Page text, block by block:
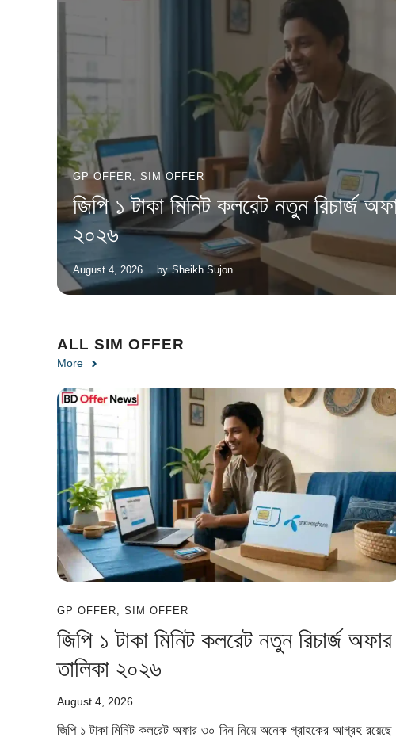
GP OFFER, SIM OFFER
জিপি ১ টাকা মিনিট কলরেট নতুন রিচার্জ
২০২৬
August 4, 2026 by Sheikh Sujon
ALL SIM OFFER
More
GP OFFER SIM OFFER
জিপি ১ টাকা মিনিট কলরেট নতুন রিচার্জ অফার
তালিকা ২০২৬
August 4, 2026
জিপি ১ টাকা মিনিট কলরেট অফার ৩০ দিন নিয়ে অনেক গ্রাহকের আগ্রহ